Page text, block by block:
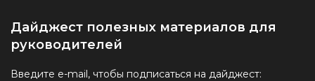
Дайджест полезных материалов для
руководителей
Введите e-mail, чтобы подписаться на дайджест: